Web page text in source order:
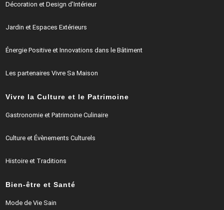
Décoration et Design d’Intérieur
Jardin et Espaces Extérieurs
Énergie Positive et Innovations dans le Bâtiment
Les partenaires Vivre Sa Maison
Vivre la Culture et le Patrimoine
Gastronomie et Patrimoine Culinaire
Culture et Évènements Culturels
Histoire et Traditions
Bien-être et Santé
Mode de Vie Sain